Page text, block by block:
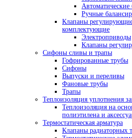
Ручные
Клапаны
комплектующие
Электроприводы
Клапаны
Сифоны сливы и трапы
Гофрированные трубы
Сифоны
Выпуски и переливы
Фановые трубы
Трапы
Теплоизоляция уплотнения
Теплоизоляция на
полиэтилена и
Термостатическая арматура
Клапаны радиаторных